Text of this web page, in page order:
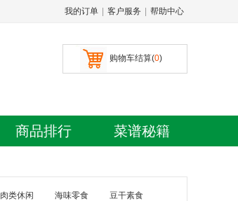
我的订单 客户服务 帮助中心
购物车结算(0)
商品排行 菜谱秘籍
肉类休闲 海味零食
豆干素食